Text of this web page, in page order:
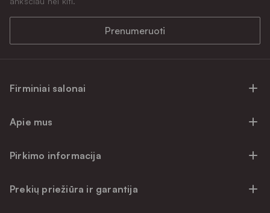
Firminiai salonai
Firminiai salonai Klaipėdoje
Prekių atsiėmimo punktai
Apie mus
Atsiliepimai
Pirkimo informacija
Pirkimo sąlygos
Prekių priežiūra ir garantija
Prenumeruoti